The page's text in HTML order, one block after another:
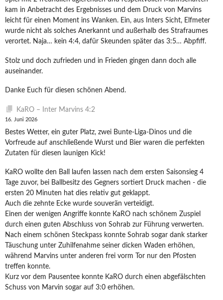
kam in Anbetracht des Ergebnisses und dem Druck von Marvins
leicht für einen Moment ins Wanken. Ein, aus Inters Sicht, Elfmeter
wurde nicht als solches Anerkannt und außerhalb des Strafraumes
verortet. Naja… kein 4:4, dafür Skeunden später das 3:5… Abpfiff.
Stolz und doch zufrieden und in Frieden gingen dann doch alle
auseinander.
Danke Euch für diesen schönen Abend.
KaRO – Inter Marvins 4:2
16. Juni 2026
Bestes Wetter, ein guter Platz, zwei Bunte-Liga-Dinos und die
Vorfreude auf anschließende Wurst und Bier waren die perfekten
Zutaten für diesen launigen Kick!
KaRO wollte den Ball laufen lassen nach dem ersten Saisonsieg 4
Tage zuvor, bei Ballbesitz des Gegners sortiert Druck machen - die
ersten 20 Minuten hat dies relativ gut geklappt.
Auch die zehnte Ecke wurde souverän verteidigt.
Einen der wenigen Angriffe konnte KaRO nach schönem Zuspiel
durch einen guten Abschluss von Sohrab zur Führung verwerten.
Nach einem schönen Steckpass konnte Sohrab sogar dank starker
Täuschung unter Zuhilfenahme seiner dicken Waden erhöhen,
während Marvins unter anderen frei vorm Tor nur den Pfosten
treffen konnte.
Kurz vor dem Pausentee konnte KaRO durch einen abgefälschten
Schuss von Marvin sogar auf 3:0 erhöhen.